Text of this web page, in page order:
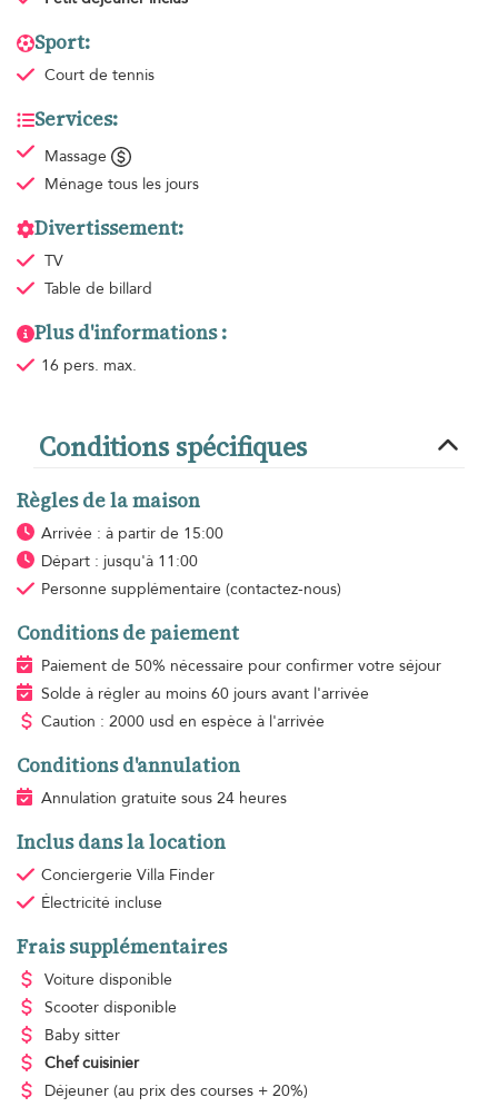
Sport:
Court de tennis
Services:
Massage
Ménage tous les jours
Divertissement:
TV
Table de billard
Plus d'informations :
16 pers. max.
Conditions spécifiques
Règles de la maison
Arrivée : à partir de 15:00
Départ : jusqu'à 11:00
Personne supplémentaire (contactez-nous)
Conditions de paiement
Paiement de 50% nécessaire pour confirmer votre séjour
Solde à régler au moins 60 jours avant l'arrivée
Caution : 2000 usd en espèce à l'arrivée
Conditions d'annulation
Annulation gratuite sous 24 heures
Inclus dans la location
Conciergerie Villa Finder
Électricité incluse
Frais supplémentaires
Voiture disponible
Scooter disponible
Baby sitter
Chef cuisinier
Déjeuner (au prix des courses + 20%)